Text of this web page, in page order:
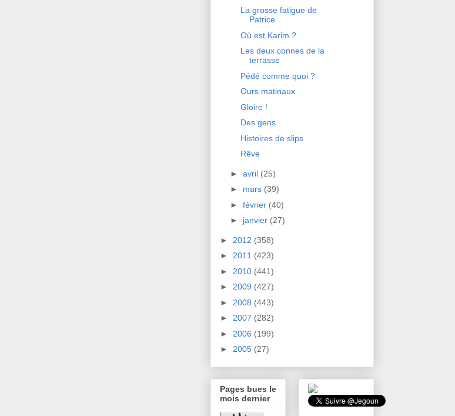
La grosse fatigue de
Patrice
Où est Karim ?
Les deux connes de la
terrasse
Pédé comme quoi ?
Ours matinaux
Gloire !
Des gens
Histoires de slips
Rêve
► avril (25)
► mars (39)
► février (40)
► janvier (27)
► 2012 (358)
► 2011 (423)
► 2010 (441)
► 2009 (427)
► 2008 (443)
► 2007 (282)
► 2006 (199)
► 2005 (27)
Pages bues le
mois dernier